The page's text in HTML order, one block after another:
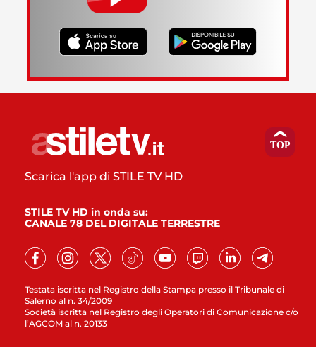
Testata iscritta nel Registro della Stampa presso il Tribunale di
Salerno al n. 34/2009
Società iscritta nel Registro degli Operatori di Comunicazione c/o
l’AGCOM al n. 20133
Scarica l'app di STILE TV HD
STILE TV HD in onda su:
CANALE 78 DEL DIGITALE TERRESTRE